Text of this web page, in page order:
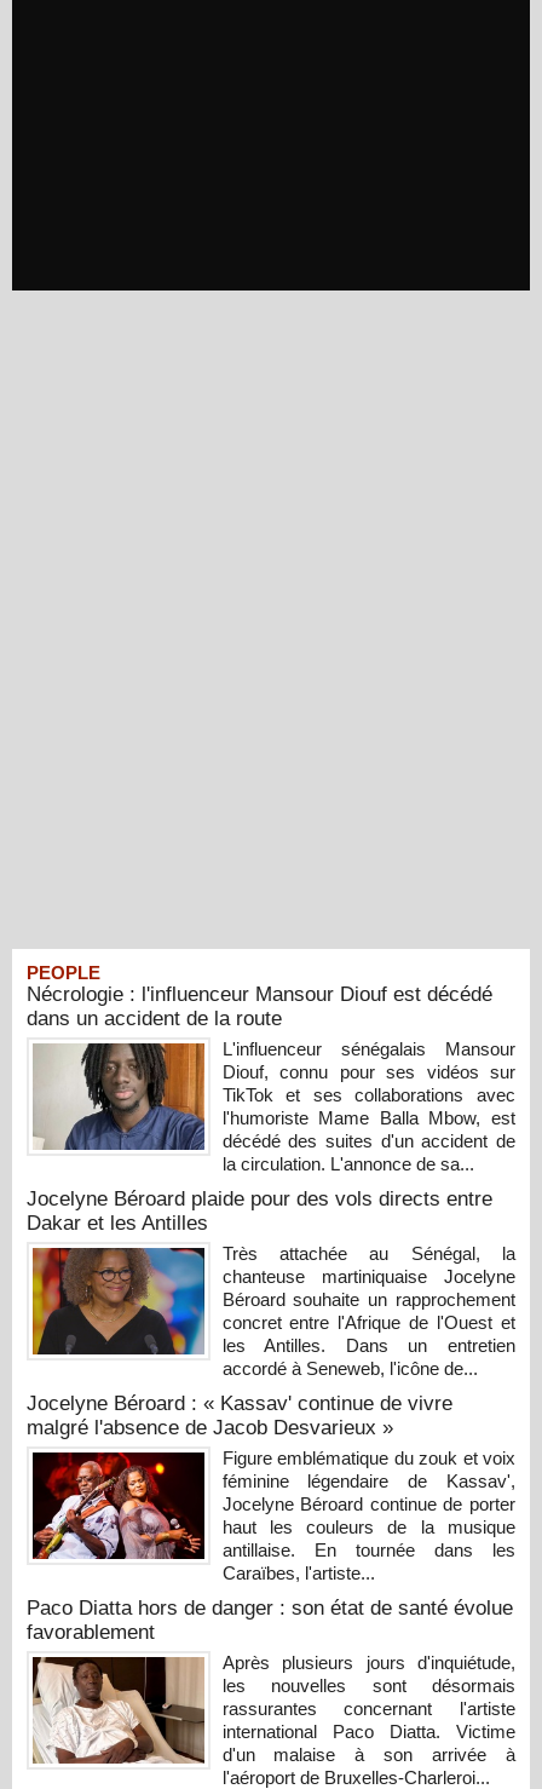
PEOPLE
Nécrologie : l'influenceur Mansour Diouf est décédé
dans un accident de la route
L'influenceur sénégalais Mansour
Diouf, connu pour ses vidéos sur
TikTok et ses collaborations avec
l'humoriste Mame Balla Mbow, est
décédé des suites d'un accident de
la circulation. L'annonce de sa...
Jocelyne Béroard plaide pour des vols directs entre
Dakar et les Antilles
Très attachée au Sénégal, la
chanteuse martiniquaise Jocelyne
Béroard souhaite un rapprochement
concret entre l'Afrique de l'Ouest et
les Antilles. Dans un entretien
accordé à Seneweb, l'icône de...
Jocelyne Béroard : « Kassav' continue de vivre
malgré l'absence de Jacob Desvarieux »
Figure emblématique du zouk et voix
féminine légendaire de Kassav',
Jocelyne Béroard continue de porter
haut les couleurs de la musique
antillaise. En tournée dans les
Caraïbes, l'artiste...
Paco Diatta hors de danger : son état de santé évolue
favorablement
Après plusieurs jours d'inquiétude,
les nouvelles sont désormais
rassurantes concernant l'artiste
international Paco Diatta. Victime
d'un malaise à son arrivée à
l'aéroport de Bruxelles-Charleroi...